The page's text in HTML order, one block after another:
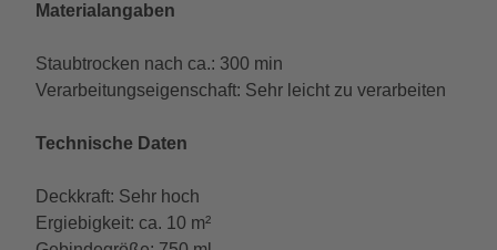
Materialangaben
Staubtrocken nach ca.: 300 min
Verarbeitungseigenschaft: Sehr leicht zu verarbeiten
Technische Daten
Deckkraft: Sehr hoch
Ergiebigkeit: ca. 10 m²